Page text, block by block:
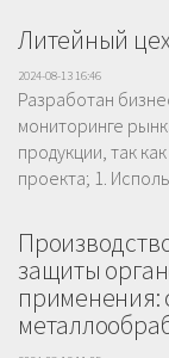
Литейный
2024-08-13 16:46
Разработан
мониторинге
продукции, так
проекта; 1.
защиты
применения: